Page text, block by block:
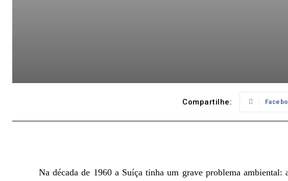
Compartilhe:
Na década de 1960 a Suíça tinha um grave problema